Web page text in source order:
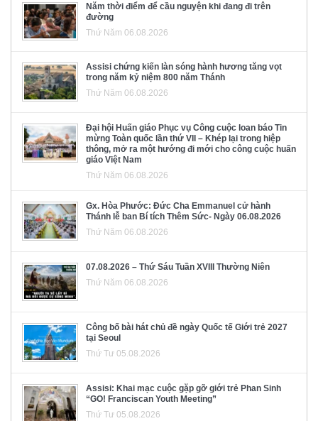
Năm thời điểm để cầu nguyện khi đang đi trên
đường
Thứ Năm 06.08.2026
Assisi chứng kiến làn sóng hành hương tăng vọt
trong năm kỷ niệm 800 năm Thánh
Thứ Năm 06.08.2026
Đại hội Huấn giáo Phục vụ Công cuộc loan báo Tin
mừng Toàn quốc lần thứ VII – Khép lại trong hiệp
thông, mở ra một hướng đi mới cho công cuộc huấn
giáo Việt Nam
Thứ Năm 06.08.2026
Gx. Hòa Phước: Đức Cha Emmanuel cử hành
Thánh lễ ban Bí tích Thêm Sức- Ngày 06.08.2026
Thứ Năm 06.08.2026
07.08.2026 – Thứ Sáu Tuần XVIII Thường Niên
Thứ Năm 06.08.2026
Công bố bài hát chủ đề ngày Quốc tế Giới trẻ 2027
tại Seoul
Thứ Tư 05.08.2026
Assisi: Khai mạc cuộc gặp gỡ giới trẻ Phan Sinh
“GO! Franciscan Youth Meeting”
Thứ Tư 05.08.2026